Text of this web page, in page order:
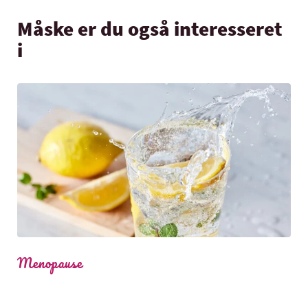
Måske er du også interesseret
i
Menopause